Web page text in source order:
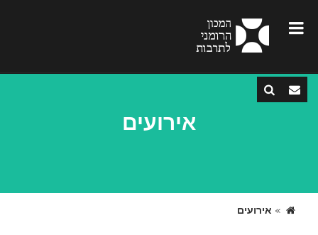
אירועים
» אירועים